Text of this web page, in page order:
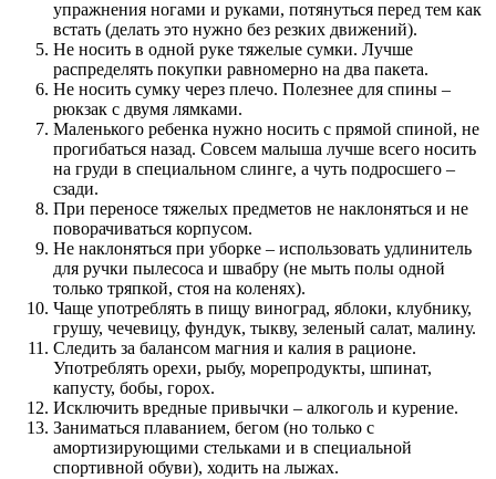
упражнения ногами и руками, потянуться перед тем как
встать (делать это нужно без резких движений).
Не носить в одной руке тяжелые сумки. Лучше
распределять покупки равномерно на два пакета.
Не носить сумку через плечо. Полезнее для спины –
рюкзак с двумя лямками.
Маленького ребенка нужно носить с прямой спиной, не
прогибаться назад. Совсем малыша лучше всего носить
на груди в специальном слинге, а чуть подросшего –
сзади.
При переносе тяжелых предметов не наклоняться и не
поворачиваться корпусом.
Не наклоняться при уборке – использовать удлинитель
для ручки пылесоса и швабру (не мыть полы одной
только тряпкой, стоя на коленях).
Чаще употреблять в пищу виноград, яблоки, клубнику,
грушу, чечевицу, фундук, тыкву, зеленый салат, малину.
Следить за балансом магния и калия в рационе.
Употреблять орехи, рыбу, морепродукты, шпинат,
капусту, бобы, горох.
Исключить вредные привычки – алкоголь и курение.
Заниматься плаванием, бегом (но только с
амортизирующими стельками и в специальной
спортивной обуви), ходить на лыжах.